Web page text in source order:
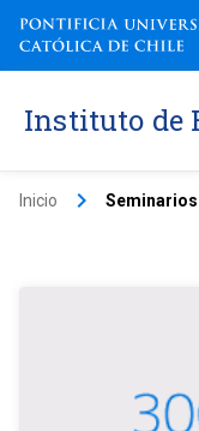
Instituto de
Inicio keyboard_arrow_right Seminarios